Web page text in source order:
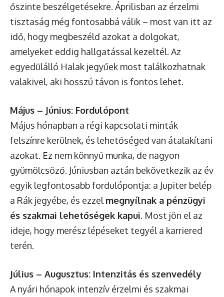
őszinte beszélgetésekre. Áprilisban az érzelmi
tisztaság még fontosabbá válik – most van itt az
idő, hogy megbeszéld azokat a dolgokat,
amelyeket eddig hallgatással kezeltél. Az
egyedülálló Halak jegyűek most találkozhatnak
valakivel, aki hosszú távon is fontos lehet.
Május – Június: Fordulópont
Május hónapban a régi kapcsolati minták
felszínre kerülnek, és lehetőséged van átalakítani
azokat. Ez nem könnyű munka, de nagyon
gyümölcsöző. Júniusban aztán bekövetkezik az év
egyik legfontosabb fordulópontja: a Jupiter belép
a Rák jegyébe, és ezzel megnyílnak a pénzügyi
és szakmai lehetőségek kapui. Most jön el az
ideje, hogy merész lépéseket tegyél a karriered
terén.
Július – Augusztus: Intenzitás és szenvedély
A nyári hónapok intenzív érzelmi és szakmai